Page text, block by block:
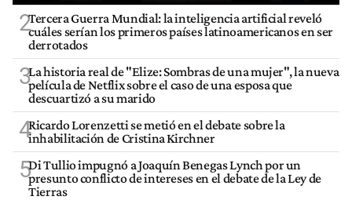
2Tercera Guerra Mundial: la inteligencia artificial reveló
cuáles serían los primeros países latinoamericanos en ser
derrotados
3La historia real de "Elize: Sombras de una mujer", la nueva
película de Netflix sobre el caso de una esposa que
descuartizó a su marido
4Ricardo Lorenzetti se metió en el debate sobre la
inhabilitación de Cristina Kirchner
5Di Tullio impugnó a Joaquín Benegas Lynch por un
presunto conflicto de intereses en el debate de la Ley de
Tierras